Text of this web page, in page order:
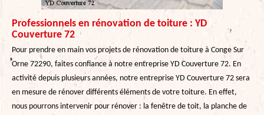
Professionnels en rénovation de toiture : YD
Couverture 72
Pour prendre en main vos projets de rénovation de toiture à Conge Sur
Orne 72290, faites confiance à notre entreprise YD Couverture 72. En
activité depuis plusieurs années, notre entreprise YD Couverture 72 sera
en mesure de rénover différents éléments de votre toiture. En effet,
nous pourrons intervenir pour rénover : la fenêtre de toit, la planche de